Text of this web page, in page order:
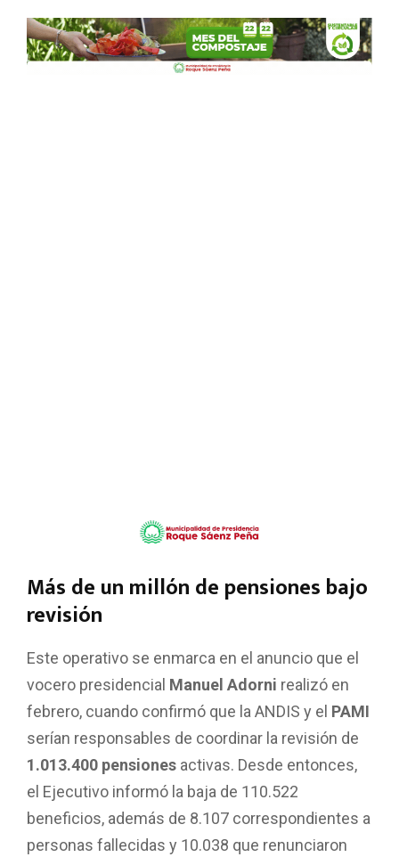
Más de un millón de pensiones bajo
revisión
Este operativo se enmarca en el anuncio que el
vocero presidencial Manuel Adorni realizó en
febrero, cuando confirmó que la ANDIS y el PAMI
serían responsables de coordinar la revisión de
1.013.400 pensiones activas. Desde entonces,
el Ejecutivo informó la baja de 110.522
beneficios, además de 8.107 correspondientes a
personas fallecidas y 10.038 que renunciaron